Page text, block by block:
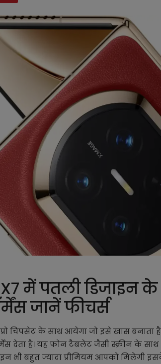
में पतली डिजाइन
जानें फीचर्स
प्रो चिपसेट के साथ आयेगा जो इसे खास बनाता
देता है। यह फोन टैबलेट जैसी स्क्रीन के
भी बहुत ज्यादा प्रीमियम आपको मिलेगी